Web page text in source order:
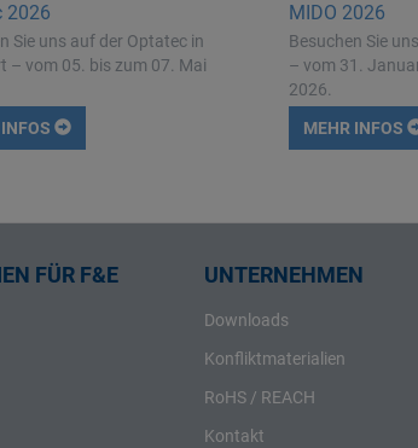
2026
Sie uns auf der Optatec in
– vom 05. bis zum 07. Mai
MIDO 2026
Besuchen Sie
– vom 31.
2026.
MEHR INFOS
FÜR F&E UNTERNEHMEN
Downloads
Konfliktmaterialien
RoHS / REACH
Kontakt